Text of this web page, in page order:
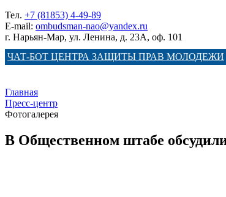
Тел. +7 (81853) 4-49-89
E-mail: ombudsman-nao@yandex.ru
г. Нарьян-Мар, ул. Ленина, д. 23А, оф. 101
ЧАТ-БОТ ЦЕНТРА ЗАЩИТЫ ПРАВ МОЛОДЕЖИ
Главная
Пресс-центр
Фотогалерея
В Общественном штабе